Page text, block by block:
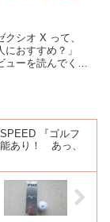
シオ X って、
おすすめ？」
ューを読んでくだ
『ゴルフ
あり！ あっ、